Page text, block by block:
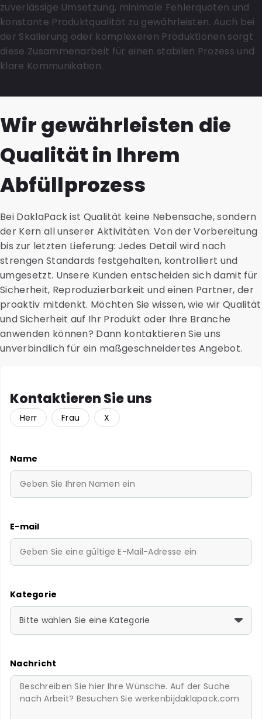
zuverlässige Umsetzung, minimale Fehlerquoten und
konstante Produktqualität zu gewährleisten. Auch bei
der Skalierung oder komplexeren Produktionen sorgt
diese Zusammenarbeit für einen stabilen Prozess und
klare Kommunikation.
Wir gewährleisten die
Qualität in Ihrem
Abfüllprozess
Bei DaklaPack ist Qualität keine Nebensache, sondern
der Kern all unserer Aktivitäten. Von der Vorbereitung
bis zur letzten Lieferung: Jedes Detail wird nach
strengen Standards festgehalten, kontrolliert und
umgesetzt. Unsere Kunden entscheiden sich damit für
Sicherheit, Reproduzierbarkeit und einen Partner, der
proaktiv mitdenkt. Möchten Sie wissen, wie wir Qualität
und Sicherheit auf Ihr Produkt oder Ihre Branche
anwenden können? Dann kontaktieren Sie uns
unverbindlich für ein maßgeschneidertes Angebot.
Kontaktieren Sie uns
Herr Frau X
Name
E-mail
Kategorie
Bitte wählen Sie eine Kategorie
Nachricht